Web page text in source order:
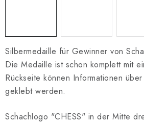
Geschäftsbedingungen
Silbermedaille für Gewinner von
Die Medaille ist schon komplett mit
Rückseite können Informationen
geklebt werden.
Schachlogo "CHESS" in der Mitte